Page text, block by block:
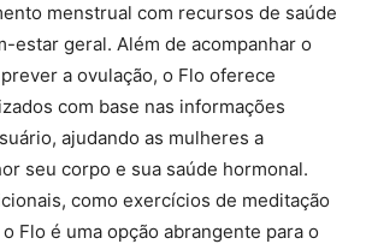
menstrual com recursos de saúde
estar geral. Além de acompanhar o
a ovulação, o Flo oferece
com base nas informações
ajudando as mulheres a
seu corpo e sua saúde hormonal.
como exercícios de meditação
Flo é uma opção abrangente para o